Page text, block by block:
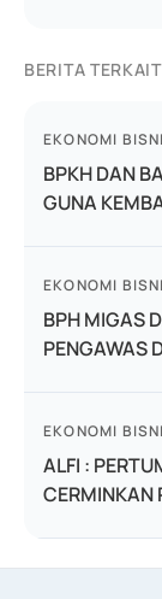
BERITA TERKAIT
EKONOMI
BPKH DAN
GUNA
EKONOMI
BPH MIGAS
PENGAWAS
EKONOMI
ALFI :
CERMINKAN